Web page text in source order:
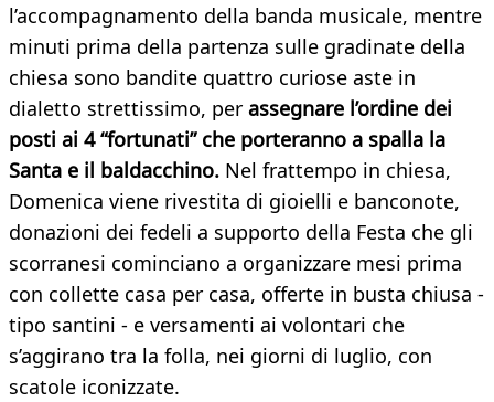
l’accompagnamento della banda musicale, mentre
minuti prima della partenza sulle gradinate della
chiesa sono bandite quattro curiose aste in
dialetto strettissimo, per assegnare l’ordine dei
posti ai 4 “fortunati” che porteranno a spalla la
Santa e il baldacchino. Nel frattempo in chiesa,
Domenica viene rivestita di gioielli e banconote,
donazioni dei fedeli a supporto della Festa che gli
scorranesi cominciano a organizzare mesi prima
con collette casa per casa, offerte in busta chiusa -
tipo santini - e versamenti ai volontari che
s’aggirano tra la folla, nei giorni di luglio, con
scatole iconizzate.